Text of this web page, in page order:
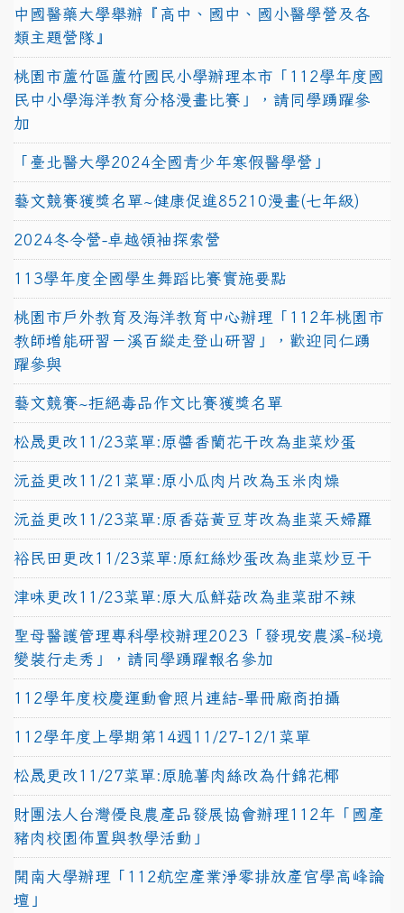
中國醫藥大學舉辦『高中、國中、國小醫學營及各
類主題營隊』
桃園市蘆竹區蘆竹國民小學辦理本市「112學年度國
民中小學海洋教育分格漫畫比賽」，請同學踴躍參
加
「臺北醫大學2024全國青少年寒假醫學營」
藝文競賽獲獎名單~健康促進85210漫畫(七年級)
2024冬令營-卓越領袖探索營
113學年度全國學生舞蹈比賽實施要點
桃園市戶外教育及海洋教育中心辦理「112年桃園市
教師增能研習－溪百縱走登山研習」，歡迎同仁踴
躍參與
藝文競賽~拒絕毒品作文比賽獲獎名單
松晟更改11/23菜單:原醬香蘭花干改為韭菜炒蛋
沅益更改11/21菜單:原小瓜肉片改為玉米肉燥
沅益更改11/23菜單:原香菇黃豆芽改為韭菜天婦羅
裕民田更改11/23菜單:原紅絲炒蛋改為韭菜炒豆干
津味更改11/23菜單:原大瓜鮮菇改為韭菜甜不辣
聖母醫護管理專科學校辦理2023「發現安農溪-秘境
變裝行走秀」，請同學踴躍報名參加
112學年度校慶運動會照片連結-畢冊廠商拍攝
112學年度上學期第14週11/27-12/1菜單
松晟更改11/27菜單:原脆薯肉絲改為什錦花椰
財團法人台灣優良農產品發展協會辦理112年「國產
豬肉校園佈置與教學活動」
開南大學辦理「112航空產業淨零排放產官學高峰論
壇」